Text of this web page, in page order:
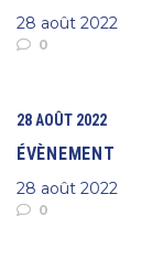
28 août 2022
0
28 AOÛT 2022
ÉVÈNEMENT
28 août 2022
0